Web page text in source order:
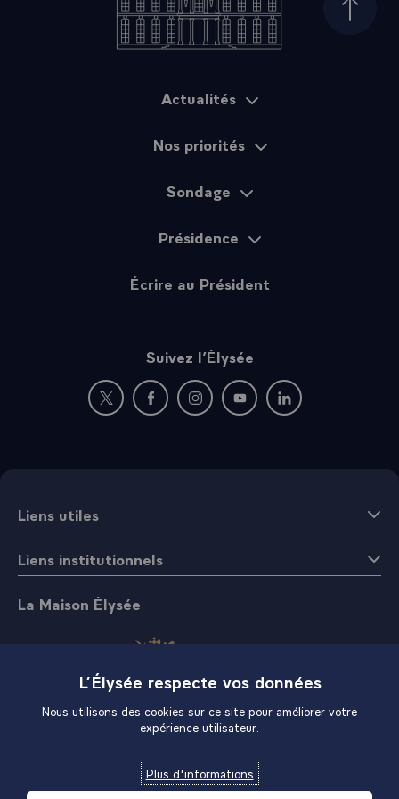
Haut
Actualités
Nos priorités
Sondage
Présidence
Écrire au Président
Suivez l’Élysée
Nouvelle fenêtre : rejoignez-nous sur Twitter
Nouvelle fenêtre : rejoignez-nous sur
Nouvelle fenêtre : rejoignez-nous
Nouvelle fenêtre :
Nouvelle fenêtre :
Liens utiles
Liens institutionnels
La Maison Élysée
L’Élysée respecte vos données
Nous utilisons des cookies sur ce site pour améliorer votre
expérience utilisateur.
Plus d'informations